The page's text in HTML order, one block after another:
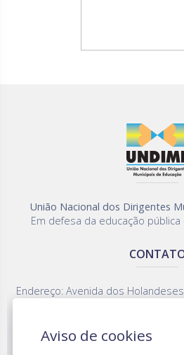
União Nacional dos Dirigentes
Em defesa da educação
Endereço: Avenida dos
Aviso de cookies